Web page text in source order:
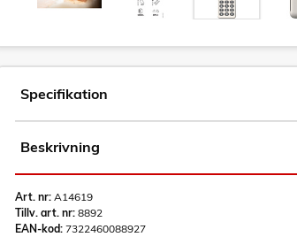
Specifikation
Beskrivning
Art. nr: A14619
Tillv. art. nr: 8892
EAN-kod: 7322460088927